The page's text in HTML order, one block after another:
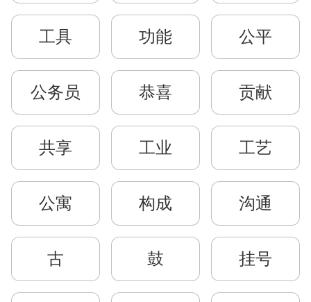
工具 功能 公平
公务员 恭喜 贡献
共享 工业 工艺
公寓 构成 沟通
古 鼓 挂号